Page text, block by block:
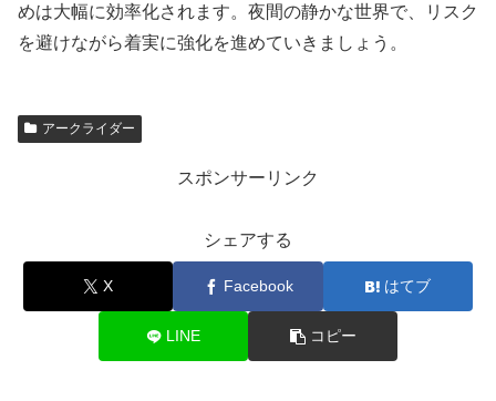
めは大幅に効率化されます。夜間の静かな世界で、リスク
を避けながら着実に強化を進めていきましょう。
アークライダー
スポンサーリンク
シェアする
X Facebook はてブ
LINE コピー